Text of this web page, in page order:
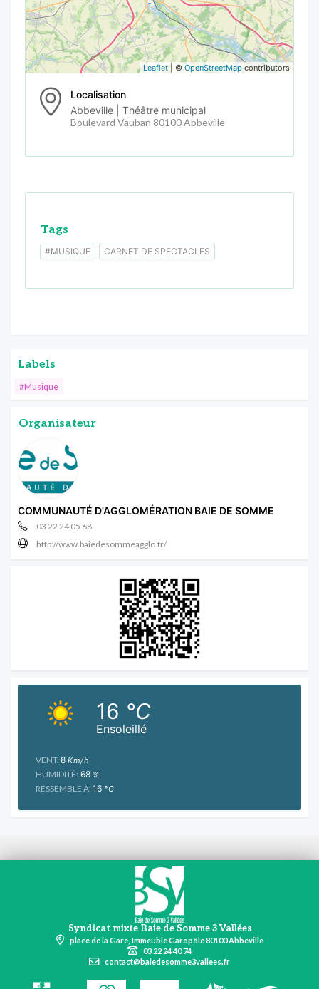
Leaflet | © OpenStreetMap contributors
Localisation
Abbeville | Théâtre municipal
Boulevard Vauban 80100 Abbeville
Tags
#MUSIQUE CARNET DE SPECTACLES
Labels
#Musique
Organisateur
COMMUNAUTÉ D'AGGLOMÉRATION BAIE DE SOMME
03 22 24 05 68
http://www.baiedesommeagglo.fr/
Ensoleillé
16 °C
VENT: 8 Km/h
HUMIDITÉ: 68 %
RESSEMBLE À: 16 °C
Syndicat mixte Baie de Somme 3 Vallées
place de la Gare, Immeuble Garopôle 80100 Abbeville
03 22 24 40 74
contact@baiedesomme3vallees.fr